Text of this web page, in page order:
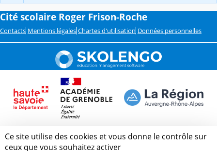
Cité scolaire Roger Frison-Roche
Contacts Mentions légales Chartes d'utilisation Données personnelles
Ce site utilise des cookies et vous donne le contrôle sur
ceux que vous souhaitez activer